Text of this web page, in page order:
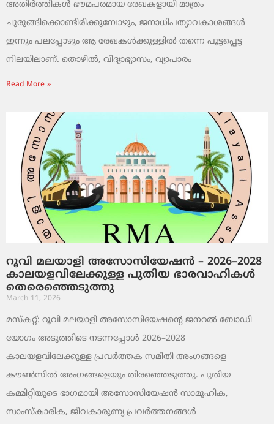
അതിർത്തികൾ ഭൗമപരമായ രേഖകളായി മാത്രം
ചുരുങ്ങിക്കൊണ്ടിരിക്കുമ്പോഴും, ജനാധിപത്യാവകാശങ്ങൾ
ഇന്നും പലപ്പോഴും ആ രേഖകൾക്കുള്ളിൽ തന്നെ പൂട്ടപ്പെട്ട
നിലയിലാണ്. തൊഴിൽ, വിദ്യാഭ്യാസം, വ്യാപാരം
Read More »
റൂവി മലയാളി അസോസിയേഷൻ – 2026–2028
കാലയളവിലേക്കുള്ള പുതിയ ഭാരവാഹികൾ
തെരെഞ്ഞെടുത്തു
March 11, 2026
മസ്കറ്റ്: റൂവി മലയാളി അസോസിയേഷന്റെ ജനറൽ ബോഡി
യോഗം അടുത്തിടെ നടന്നപ്പോൾ 2026–2028
കാലയളവിലേക്കുള്ള പ്രവർത്തക സമിതി അംഗങ്ങളെ
കൗൺസിൽ അംഗങ്ങളെയും തിരഞ്ഞെടുത്തു. പുതിയ
കമ്മിറ്റിയുടെ ഭാഗമായി അസോസിയേഷൻ സാമൂഹിക,
സാംസ്‌കാരിക, ജീവകാരുണ്യ പ്രവർത്തനങ്ങൾ